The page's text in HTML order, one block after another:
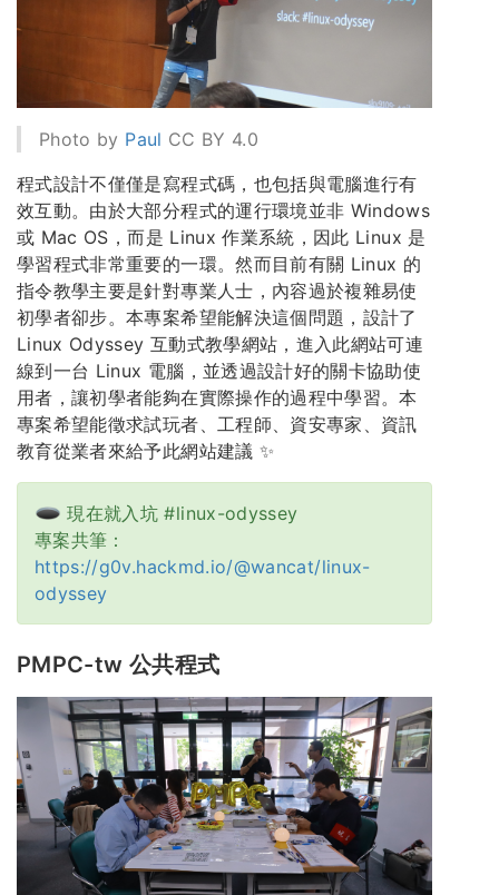
Photo by Paul CC BY 4.0
程式設計不僅僅是寫程式碼，也包括與電腦進行有
效互動。由於大部分程式的運行環境並非 Windows
或 Mac OS，而是 Linux 作業系統，因此 Linux 是
學習程式非常重要的一環。然而目前有關 Linux 的
指令教學主要是針對專業人士，內容過於複雜易使
初學者卻步。本專案希望能解決這個問題，設計了
Linux Odyssey 互動式教學網站，進入此網站可連
線到一台 Linux 電腦，並透過設計好的關卡協助使
用者，讓初學者能夠在實際操作的過程中學習。本
專案希望能徵求試玩者、工程師、資安專家、資訊
教育從業者來給予此網站建議 ✨
現在就入坑 #linux-odyssey
專案共筆：
https://g0v.hackmd.io/@wancat/linux-
odyssey
PMPC-tw 公共程式